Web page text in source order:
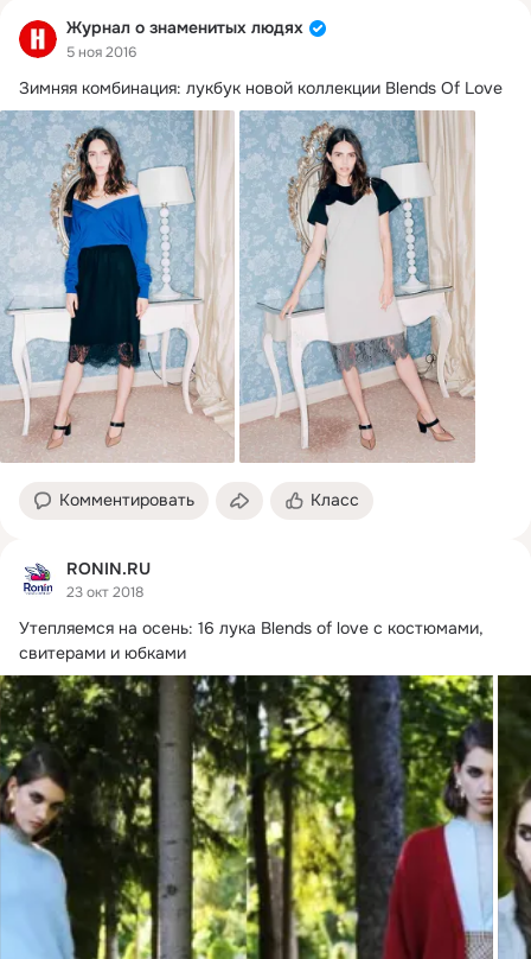
Журнал о знаменитых людях
5 ноя 2016
Комментировать Класс
RONIN.RU
23 окт 2018
Утепляемся на осень: 16 лука Blends of love с костюмами,